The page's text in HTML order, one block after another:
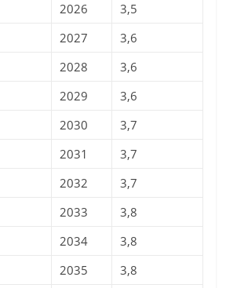
2026
3,5
2027
3,6
2028
3,6
2029
3,6
2030
3,7
2031
3,7
2032
3,7
2033
3,8
2034
3,8
2035
3,8